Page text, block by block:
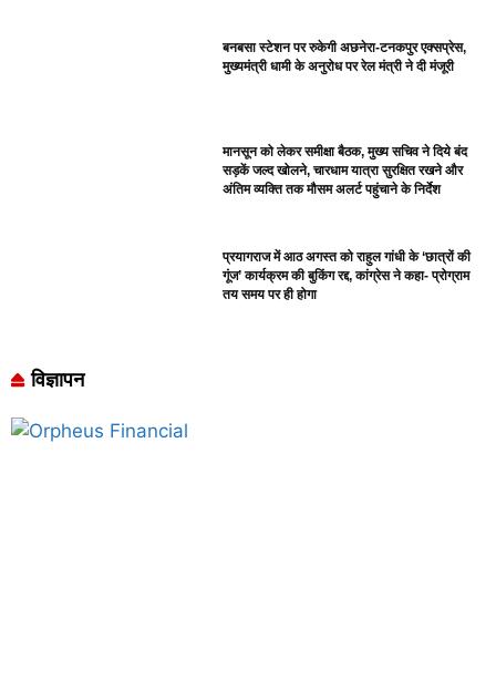
बनबसा स्टेशन पर रुकेगी अछनेरा-टनकपुर एक्सप्रेस,
मुख्यमंत्री धामी के अनुरोध पर रेल मंत्री ने दी मंजूरी
मानसून को लेकर समीक्षा बैठक, मुख्य सचिव ने दिये बंद
सड़कें जल्द खोलने, चारधाम यात्रा सुरक्षित रखने और
अंतिम व्यक्ति तक मौसम अलर्ट पहुंचाने के निर्देश
प्रयागराज में आठ अगस्त को राहुल गांधी के ‘छात्रों की
गूंज’ कार्यक्रम की बुकिंग रद्द, कांग्रेस ने कहा- प्रोग्राम
तय समय पर ही होगा
विज्ञापन